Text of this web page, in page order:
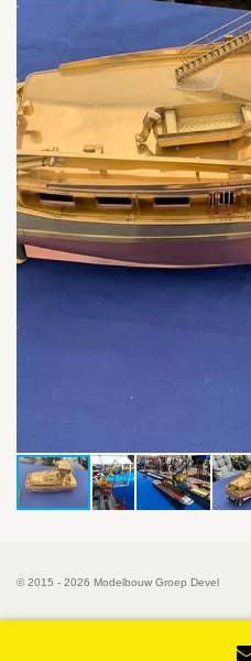
© 2015 - 2026 Modelbouw Groep Devel